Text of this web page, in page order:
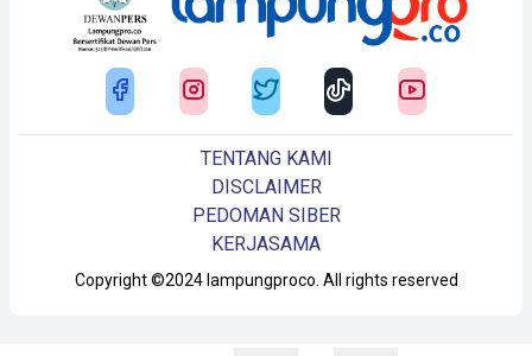
Copyright ©2024 lampungproco. All rights reserved
TENTANG KAMI
DISCLAIMER
PEDOMAN SIBER
KERJASAMA